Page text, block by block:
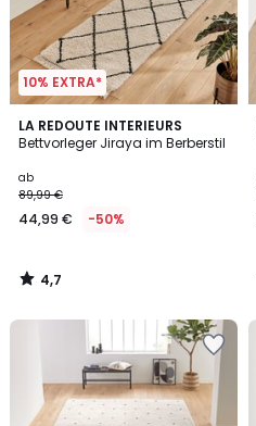
10% EXTRA*
LA REDOUTE INTERIEURS
Bettvorleger Jiraya im Berberstil
ab
89,99 €
44,99 € -50%
4,7
/ 5
4,7
/